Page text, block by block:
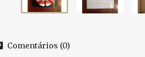
Comentários (0)